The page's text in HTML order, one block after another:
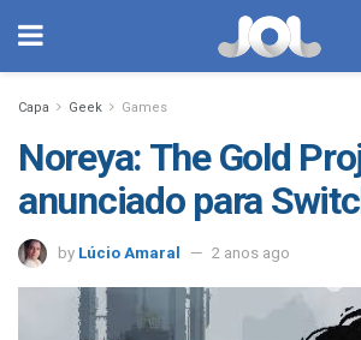
Capa Geek Games
Noreya: The Gold
anunciado para
by Lúcio Amaral 2 anos ago